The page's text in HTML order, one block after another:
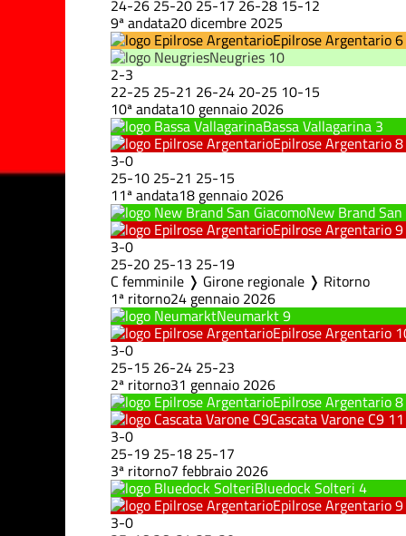
24-26 25-20 25-17 26-28 15-12
9ª andata20 dicembre 2025
Epilrose Argentario6
Neugries 10
2-3
22-25 25-21 26-24 20-25 10-15
10ª andata10 gennaio 2026
Bassa Vallagarina 3
Epilrose Argentario8
3-0
25-10 25-21 25-15
11ª andata18 gennaio 2026
New Brand
Epilrose Argentario9
3-0
25-20 25-13 25-19
C femminile ❭ Girone regionale ❭ Ritorno
1ª ritorno24 gennaio 2026
Neumarkt9
Epilrose Argentario
3-0
25-15 26-24 25-23
2ª ritorno31 gennaio 2026
Epilrose Argentario8
Cascata Varone C9 11
3-0
25-19 25-18 25-17
3ª ritorno7 febbraio 2026
Bluedock Solteri 4
Epilrose Argentario9
3-0